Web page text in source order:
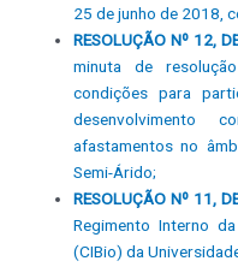
25 de junho de 2018,
RESOLUÇÃO Nº 12,
minuta de
condições para
desenvolvimento
afastamentos no
Semi-Árido;
RESOLUÇÃO Nº 11,
Regimento Interno
(CIBio) da